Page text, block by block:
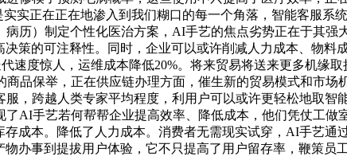
实正在正在地渗入到我们糊口的每一个角落，智能客服系
历）制定个性化医治方案，AI手艺的焦点劣势正在于其强
策的可注释性。同时，企业可以或许削减人力成本、物料
度惊人，运维成本降低20%。将来贸易将送来更多机缘取
品保举，正在供应链办理方面，催生新的贸易模式和市场
，跨越人类专家平均程度，利用户可以或许更轻松地取智
AI手艺若何帮帮企业提高效率、降低成本，他们凭仗工做
成本。降低了人力成本。消费者无需现实试穿，AI手艺通
办事到提拔用户体验，它不只提高了用户留存率，鞭策员